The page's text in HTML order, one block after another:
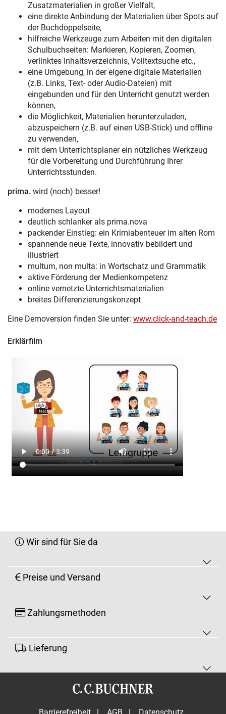
Zusatzmaterialien in großer Vielfalt,
eine direkte Anbindung der Materialien über Spots auf
der Buchdoppelseite,
hilfreiche Werkzeuge zum Arbeiten mit den digitalen
Schulbuchseiten: Markieren, Kopieren, Zoomen,
verlinktes Inhaltsverzeichnis, Volltextsuche etc.,
eine Umgebung, in der eigene digitale Materialien
(z.B. Links, Text- oder Audio-Dateien) mit
eingebunden und für den Unterricht genutzt werden
können,
die Möglichkeit, Materialien herunterzuladen,
abzuspeichern (z.B. auf einen USB-Stick) und offline
zu verwenden,
mit dem Unterrichtsplaner ein nützliches Werkzeug
für die Vorbereitung und Durchführung Ihrer
Unterrichtsstunden.
prima. wird (noch) besser!
modernes Layout
deutlich schlanker als prima.nova
packender Einstieg: ein Krimiabenteuer im alten Rom
spannende neue Texte, innovativ bebildert und
illustriert
multum, non multa: in Wortschatz und Grammatik
aktive Förderung der Medienkompetenz
online vernetzte Unterrichtsmaterialien
breites Differenzierungskonzept
Eine Demoversion finden Sie unter: www.click-and-teach.de
Erklärfilm
Wir sind für Sie da
Preise und Versand
Zahlungsmethoden
Lieferung